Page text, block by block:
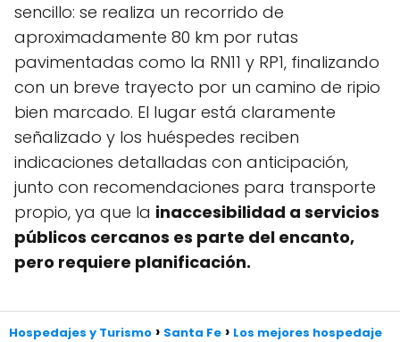
sencillo: se realiza un recorrido de
aproximadamente 80 km por rutas
pavimentadas como la RN11 y RP1, finalizando
con un breve trayecto por un camino de ripio
bien marcado. El lugar está claramente
señalizado y los huéspedes reciben
indicaciones detalladas con anticipación,
junto con recomendaciones para transporte
propio, ya que la inaccesibilidad a servicios
públicos cercanos es parte del encanto,
pero requiere planificación.
Hospedajes y Turismo Santa Fe
Los mejores hospedaje